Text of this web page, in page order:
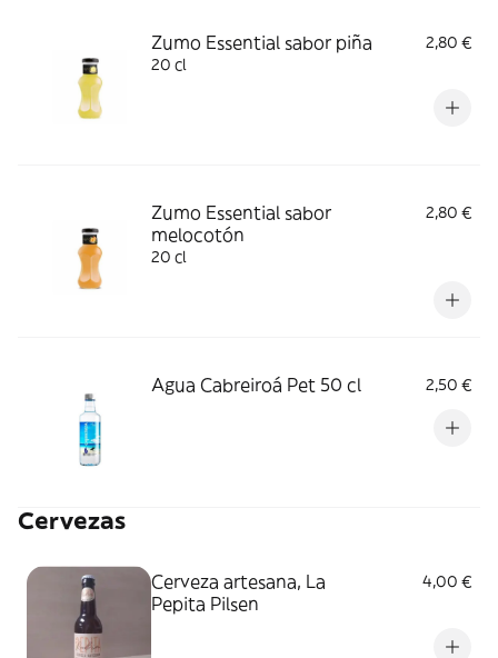
Zumo Essential sabor piña
2,80 €
20 cl
Zumo Essential sabor
melocotón
2,80 €
20 cl
Agua Cabreiroá Pet 50 cl 2,50 €
Cervezas
Cerveza artesana, La
Pepita Pilsen
4,00 €